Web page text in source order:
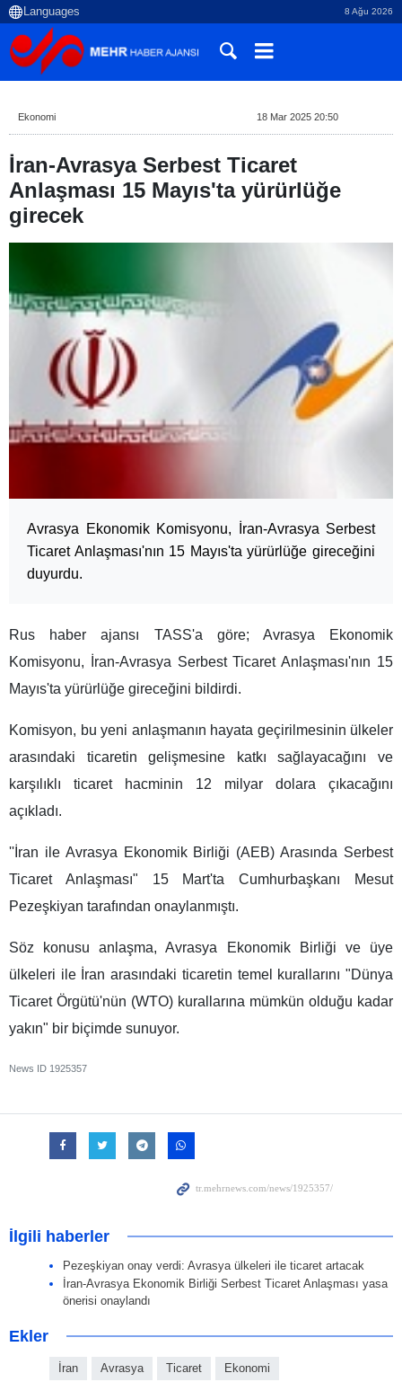
8 Ağu 2026
Ekonomi 18 Mar 2025 20:50
İran-Avrasya Serbest Ticaret
Anlaşması 15 Mayıs'ta yürürlüğe
girecek
Avrasya Ekonomik Komisyonu, İran-Avrasya Serbest
Ticaret Anlaşması'nın 15 Mayıs'ta yürürlüğe gireceğini
duyurdu.
Rus haber ajansı TASS'a göre; Avrasya Ekonomik
Komisyonu, İran-Avrasya Serbest Ticaret Anlaşması'nın 15
Mayıs'ta yürürlüğe gireceğini bildirdi.
Komisyon, bu yeni anlaşmanın hayata geçirilmesinin ülkeler
arasındaki ticaretin gelişmesine katkı sağlayacağını ve
karşılıklı ticaret hacminin 12 milyar dolara çıkacağını
açıkladı.
''İran ile Avrasya Ekonomik Birliği (AEB) Arasında Serbest
Ticaret Anlaşması" 15 Mart'ta Cumhurbaşkanı Mesut
Pezeşkiyan tarafından onaylanmıştı.
Söz konusu anlaşma, Avrasya Ekonomik Birliği ve üye
ülkeleri ile İran arasındaki ticaretin temel kurallarını "Dünya
Ticaret Örgütü'nün (WTO) kurallarına mümkün olduğu kadar
yakın" bir biçimde sunuyor.
News ID 1925357
İlgili haberler
Pezeşkiyan onay verdi: Avrasya ülkeleri ile ticaret artacak
İran-Avrasya Ekonomik Birliği Serbest Ticaret Anlaşması yasa
önerisi onaylandı
Ekler
İran Avrasya Ticaret Ekonomi